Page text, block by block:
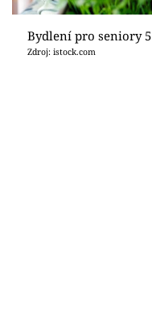
Bydlení pro seniory 5
Zdroj: istock.com